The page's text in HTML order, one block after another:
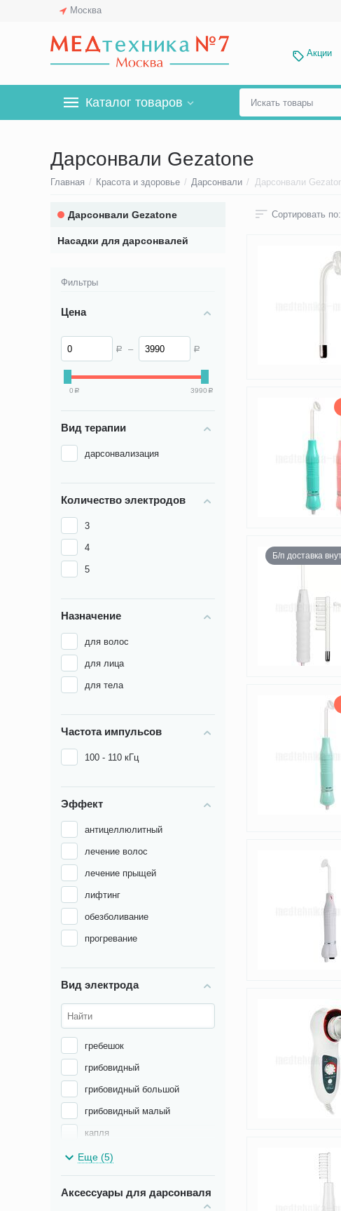
Москва
Акции
Каталог товаров
Дарсонвали Gezatone
Главная / Красота и здоровье / Дарсонвали / Дарсонвали
Сортировать по:
Б/п доставка
Дарсонвали Gezatone
Насадки для дарсонвалей
Фильтры
Цена
Р – Р
0 Р 3990 Р
Вид терапии
дарсонвализация
Количество электродов
3
4
5
Назначение
для волос
для лица
для тела
Частота импульсов
100 - 110 кГц
Эффект
антицеллюлитный
лечение волос
лечение прыщей
лифтинг
обезболивание
прогревание
Вид электрода
гребешок
грибовидный
грибовидный большой
грибовидный малый
капля
конечностный
лепесток
согнутый с шариком в конце
Еще (5)
Аксессуары для дарсонваля